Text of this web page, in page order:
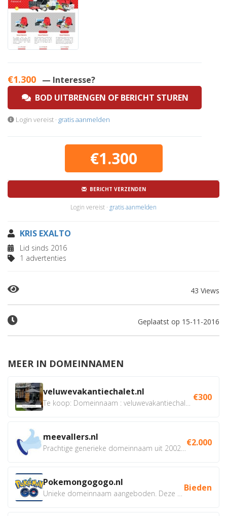
€1.300 — Interesse?
BOD UITBRENGEN OF BERICHT STUREN
Login vereist · gratis aanmelden
€1.300
BERICHT VERZENDEN
Login vereist · gratis aanmelden
KRIS EXALTO
Lid sinds 2016
1 advertenties
43 Views
Geplaatst op 15-11-2016
MEER IN DOMEINNAMEN
veluwevakantiechalet.nl €300
meevallers.nl €2.000
Pokemongogogo.nl Bieden